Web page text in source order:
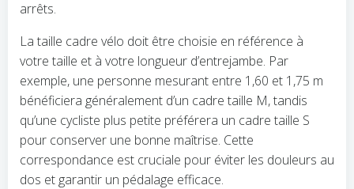
arrêts.
La taille cadre vélo doit être choisie en référence à
votre taille et à votre longueur d’entrejambe. Par
exemple, une personne mesurant entre 1,60 et 1,75 m
bénéficiera généralement d’un cadre taille M, tandis
qu’une cycliste plus petite préférera un cadre taille S
pour conserver une bonne maîtrise. Cette
correspondance est cruciale pour éviter les douleurs au
dos et garantir un pédalage efficace.